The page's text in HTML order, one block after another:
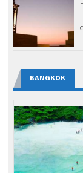
BANGKOK